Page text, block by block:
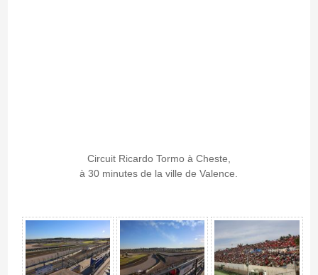
Circuit Ricardo Tormo à Cheste,
à 30 minutes de la ville de Valence.